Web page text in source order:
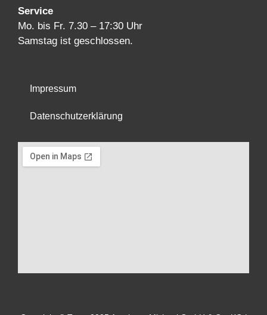
Service
Mo. bis Fr. 7.30 – 17:30 Uhr
Samstag ist geschlossen.
Impressum
Datenschutzerklärung